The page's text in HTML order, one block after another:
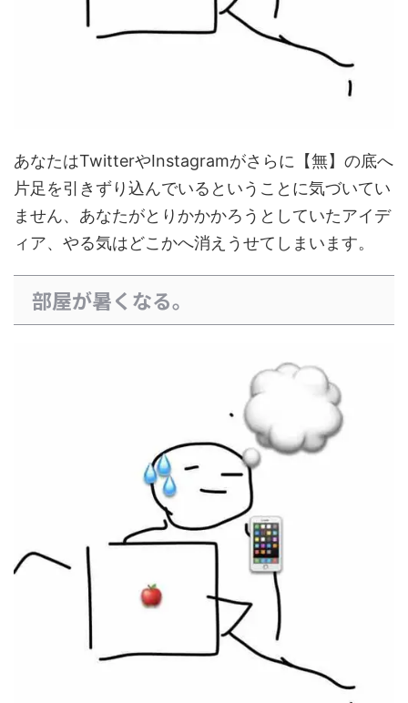
あなたはTwitterやInstagramがさらに【無】の底へ
片足を引きずり込んでいるということに気づいてい
ません、あなたがとりかかかろうとしていたアイデ
ィア、やる気はどこかへ消えうせてしまいます。
部屋が暑くなる。